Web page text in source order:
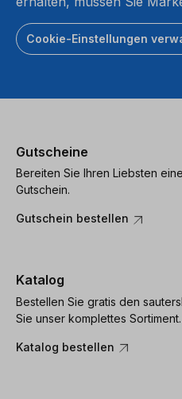
Cookie-Einstellungen
Gutscheine
Bereiten Sie Ihren Liebsten
Gutschein.
Gutschein bestellen
Katalog
Bestellen Sie gratis den
Sie unser komplettes Sortiment.
Katalog bestellen